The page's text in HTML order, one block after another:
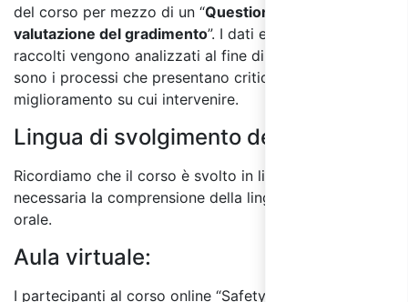
del corso per mezzo di un “Questionario di
valutazione del gradimento”. I dati e le informazioni
raccolti vengono analizzati al fine di individuare quali
sono i processi che presentano criticità e le aree di
miglioramento su cui intervenire.
Lingua di svolgimento del corso:
Ricordiamo che il corso è svolto in lingua italiana ed è
necessaria la comprensione della lingua sia scritta che
orale.
Aula virtuale:
I partecipanti al corso online “Safety Leadership: